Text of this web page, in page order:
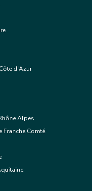
d'Azur
Alpes
Franche Comté